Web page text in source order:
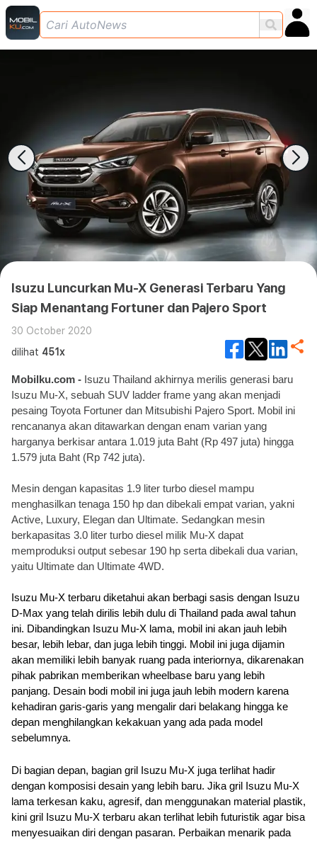
Isuzu Luncurkan Mu-X Generasi Terbaru Yang
Siap Menantang Fortuner dan Pajero Sport
30 October 2020
dilihat 451x
Mobilku.com - Isuzu Thailand akhirnya merilis generasi baru
Isuzu Mu-X, sebuah SUV ladder frame yang akan menjadi
pesaing Toyota Fortuner dan Mitsubishi Pajero Sport. Mobil ini
rencananya akan ditawarkan dengan enam varian yang
harganya berkisar antara 1.019 juta Baht (Rp 497 juta) hingga
1.579 juta Baht (Rp 742 juta).
Mesin dengan kapasitas 1.9 liter turbo diesel mampu
menghasilkan tenaga 150 hp dan dibekali empat varian, yakni
Active, Luxury, Elegan dan Ultimate. Sedangkan mesin
berkapasitas 3.0 liter turbo diesel milik Mu-X dapat
memproduksi output sebesar 190 hp serta dibekali dua varian,
yaitu Ultimate dan Ultimate 4WD.
Isuzu Mu-X terbaru diketahui akan berbagi sasis dengan Isuzu
D-Max yang telah dirilis lebih dulu di Thailand pada awal tahun
ini. Dibandingkan Isuzu Mu-X lama, mobil ini akan jauh lebih
besar, lebih lebar, dan juga lebih tinggi. Mobil ini juga dijamin
akan memiliki lebih banyak ruang pada interiornya, dikarenakan
pihak pabrikan memberikan wheelbase baru yang lebih
panjang. Desain bodi mobil ini juga jauh lebih modern karena
kehadiran garis-garis yang mengalir dari belakang hingga ke
depan menghilangkan kekakuan yang ada pada model
sebelumnya.
Di bagian depan, bagian gril Isuzu Mu-X juga terlihat hadir
dengan komposisi desain yang lebih baru. Jika gril Isuzu Mu-X
lama terkesan kaku, agresif, dan menggunakan material plastik,
kini gril Isuzu Mu-X terbaru akan terlihat lebih futuristik agar bisa
menyesuaikan diri dengan pasaran. Perbaikan menarik pada